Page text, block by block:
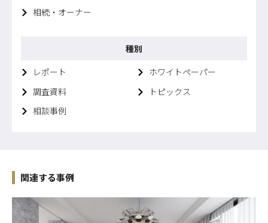
相続・オーナー
種別
レポート
ホワイトペーパー
調査資料
トピックス
相談事例
関連する事例